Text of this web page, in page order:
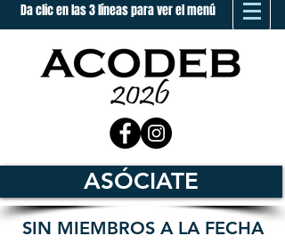
Da clic en las 3 líneas para ver el menú
ASÓCIATE
SIN MIEMBROS A LA FECHA